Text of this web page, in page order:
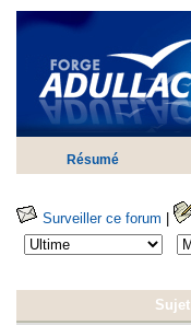
Résumé
Surveiller ce forum |
Sujet